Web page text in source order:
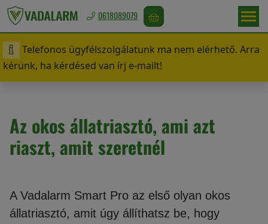
Magyarország
/
Ft
Vadriasztás
Madárriasztás
0618089079
Telefonos ügyfélszolgálatunk ma nem elérhető. Arra
kérünk, ha kérdésed van írj e-mailt!
Az okos állatriasztó, ami azt
riaszt, amit szeretnél
A Vadalarm Smart Pro az első olyan okos
állatriasztó, amit úgy állíthatsz be, hogy